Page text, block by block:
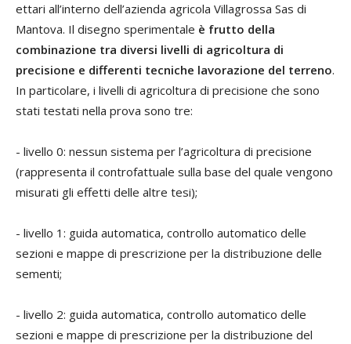
ettari all’interno dell’azienda agricola Villagrossa Sas di
Mantova. Il disegno sperimentale è frutto della
combinazione tra diversi livelli di agricoltura di
precisione e differenti tecniche lavorazione del terreno.
In particolare, i livelli di agricoltura di precisione che sono
stati testati nella prova sono tre:
- livello 0: nessun sistema per l’agricoltura di precisione
(rappresenta il controfattuale sulla base del quale vengono
misurati gli effetti delle altre tesi);
- livello 1: guida automatica, controllo automatico delle
sezioni e mappe di prescrizione per la distribuzione delle
sementi;
- livello 2: guida automatica, controllo automatico delle
sezioni e mappe di prescrizione per la distribuzione del